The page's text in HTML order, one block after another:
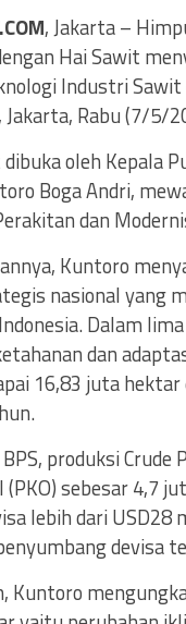
, Jakarta –
Hai Sawit
Industri Sawit
Jakarta, Rabu (7/5/
oleh Kepala
Boga Andri,
dan
Kuntoro
nasional yang
Dalam
dan
16,83 juta
produksi Crude
(PKO) sebesar 4,7
lebih dari
devisa
Kuntoro